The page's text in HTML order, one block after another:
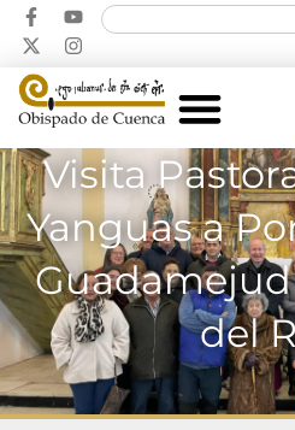
Visita
Yanguas a
del